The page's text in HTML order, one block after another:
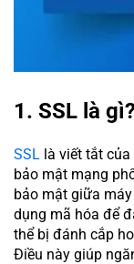
1. SSL là gì?
SSL là viết tắt của
bảo mật mạng
bảo mật giữa
dụng mã hóa để
thể bị đánh cắp
Điều này giúp